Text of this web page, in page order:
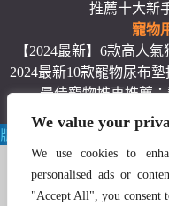
We value your
We use cookies to
personalised ads or
"Accept All", you consent
推薦十大新
寵物
【2024最新】6款高人
2024最新10款寵物尿布
最佳寵物推車推薦
狗飼料推薦：12款熱
版權 © 2026 -
狗狗小屋